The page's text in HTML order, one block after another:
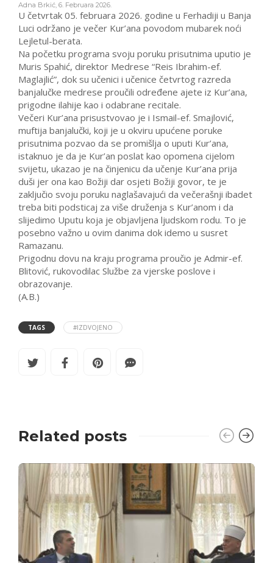
Adna Brkić, 6. Februara 2026.
U četvrtak 05. februara 2026. godine u Ferhadiji u Banja
Luci održano je večer Kur’ana povodom mubarek noći
Lejletul-berata.
Na početku programa svoju poruku prisutnima uputio je
Muris Spahić, direktor Medrese “Reis Ibrahim-ef.
Maglajlić”, dok su učenici i učenice četvrtog razreda
banjalučke medrese proučili određene ajete iz Kur’ana,
prigodne ilahije kao i odabrane recitale.
Večeri Kur’ana prisustvovao je i Ismail-ef. Smajlović,
muftija banjalučki, koji je u okviru upućene poruke
prisutnima pozvao da se promišlja o uputi Kur’ana,
istaknuo je da je Kur’an poslat kao opomena cijelom
svijetu, ukazao je na činjenicu da učenje Kur’ana prija
duši jer ona kao Božiji dar osjeti Božiji govor, te je
zaključio svoju poruku naglašavajući da večerašnji ibadet
treba biti podsticaj za više druženja s Kur’anom i da
slijedimo Uputu koja je objavljena ljudskom rodu. To je
posebno važno u ovim danima dok idemo u susret
Ramazanu.
Prigodnu dovu na kraju programa proučio je Admir-ef.
Blitović, rukovodilac Službe za vjerske poslove i
obrazovanje.
(A.B.)
TAGS #IZDVOJENO
Related posts